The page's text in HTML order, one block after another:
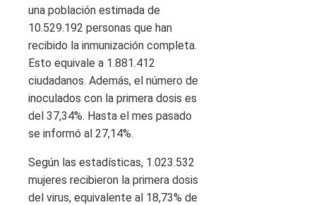
una población estimada de
10.529.192 personas que han
recibido la inmunización completa.
Esto equivale a 1.881.412
ciudadanos. Además, el número de
inoculados con la primera dosis es
del 37,34%. Hasta el mes pasado
se informó al 27,14%.
Según las estadísticas, 1.023.532
mujeres recibieron la primera dosis
del virus, equivalente al 18,73% de